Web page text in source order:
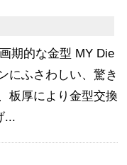
期的な金型 MY Die
にふさわしい、驚き
板厚により金型交換
...